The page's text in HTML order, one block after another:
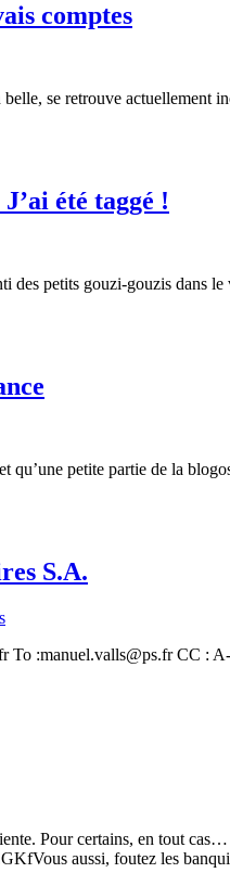
comptes
se retrouve actuellement
été taggé !
des petits gouzi-gouzis dans
qu’une petite partie de la
S.A.
:manuel.valls@ps.fr CC :
Pour certains, en tout
aussi, foutez les